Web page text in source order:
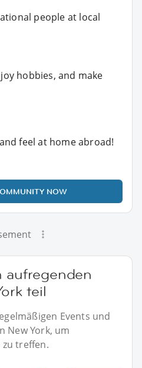
people at local
hobbies, and make
feel at home abroad!
NOW
aufregenden
teil
Events und
New York, um
treffen.